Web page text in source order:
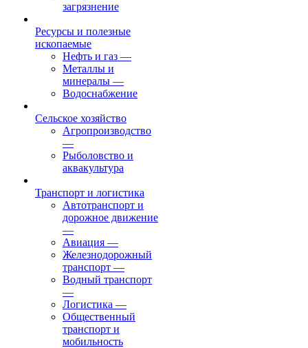
загрязнение
Ресурсы и полезные
ископаемые
Нефть и газ —
Металлы и
минералы —
Водоснабжение
Сельское хозяйство
Агропроизводство
—
Рыболовство и
аквакультура
Транспорт и логистика
Автотранспорт и
дорожное движение
—
Авиация —
Железнодорожный
транспорт —
Водный транспорт
—
Логистика —
Общественный
транспорт и
мобильность